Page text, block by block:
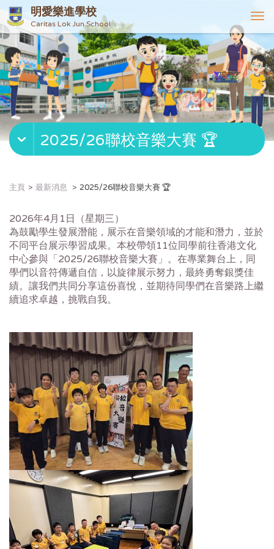
明愛樂進學校
Caritas Lok Jun School
T
o
g
g
l
e
n
v
g
2025/26聯校音樂大賽 🏆
主頁 最新消息 2025/26聯校音樂大賽 🏆
2026年4月1日（星期三）
為鼓勵學生發展潛能，展示在音樂領域的才能和潛力，並於
不同平台展示學習成果。本校帶領11位同學前往香港文化
中心參與「2025/26聯校音樂大賽」。在專業舞台上，同
學們以音符傳遞自信，以旋律展示努力，最終勇奪銀獎佳
績。讓我們共同分享這份喜悅，並期待同學們在音樂路上繼
續追求卓越，挑戰自我。